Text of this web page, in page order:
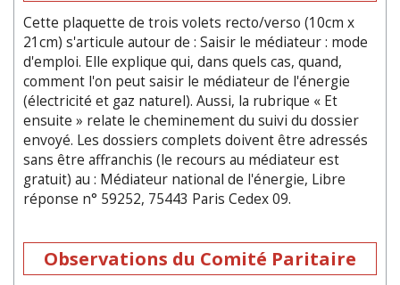
Cette plaquette de trois volets recto/verso (10cm x
21cm) s'articule autour de : Saisir le médiateur : mode
d'emploi. Elle explique qui, dans quels cas, quand,
comment l'on peut saisir le médiateur de l'énergie
(électricité et gaz naturel). Aussi, la rubrique « Et
ensuite » relate le cheminement du suivi du dossier
envoyé. Les dossiers complets doivent être adressés
sans être affranchis (le recours au médiateur est
gratuit) au : Médiateur national de l'énergie, Libre
réponse n° 59252, 75443 Paris Cedex 09.
Observations du Comité Paritaire